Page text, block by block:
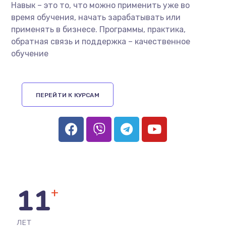
Навык – это то, что можно применить уже во
время обучения, начать зарабатывать или
применять в бизнесе. Программы, практика,
обратная связь и поддержка – качественное
обучение
ПЕРЕЙТИ К КУРСАМ
11+
ЛЕТ